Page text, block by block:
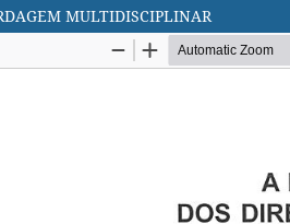
MULTIDISCIPLINAR